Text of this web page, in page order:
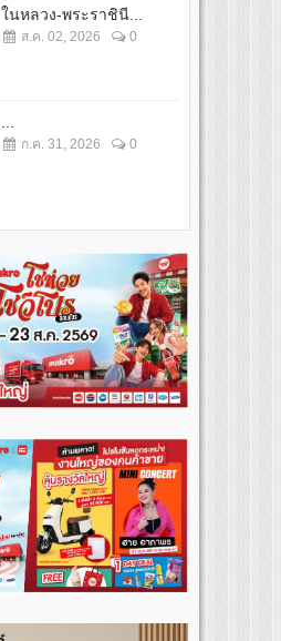
ในหลวง-พระราชินี...
ส.ค. 02, 2026 0
ก.ค. 31, 2026 0